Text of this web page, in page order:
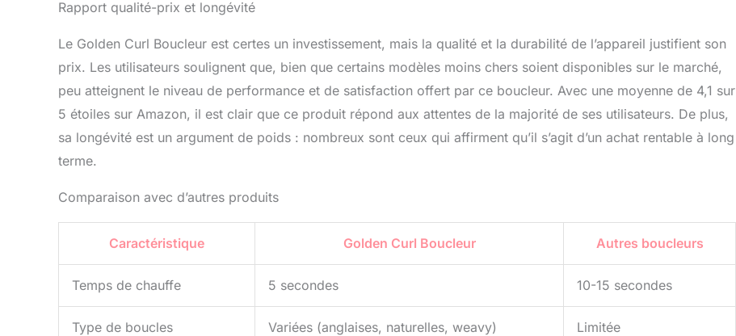
Rapport qualité-prix et longévité
Le Golden Curl Boucleur est certes un investissement, mais la qualité et la durabilité de l’appareil justifient son
prix. Les utilisateurs soulignent que, bien que certains modèles moins chers soient disponibles sur le marché,
peu atteignent le niveau de performance et de satisfaction offert par ce boucleur. Avec une moyenne de 4,1 sur
5 étoiles sur Amazon, il est clair que ce produit répond aux attentes de la majorité de ses utilisateurs. De plus,
sa longévité est un argument de poids : nombreux sont ceux qui affirment qu’il s’agit d’un achat rentable à long
terme.
Comparaison avec d’autres produits
Caractéristique Golden Curl Boucleur Autres boucleurs
Temps de chauffe 5 secondes 10-15 secondes
Type de boucles Variées (anglaises, naturelles, weavy) Limitée